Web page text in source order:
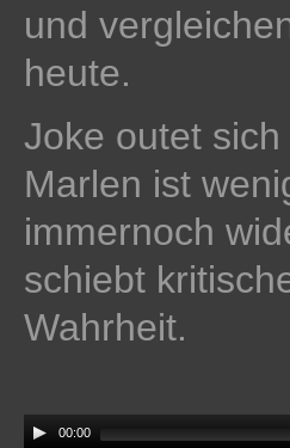
und
heute.
Joke outet
Marlen ist
immernoch
schiebt
Wahrheit.
00:00